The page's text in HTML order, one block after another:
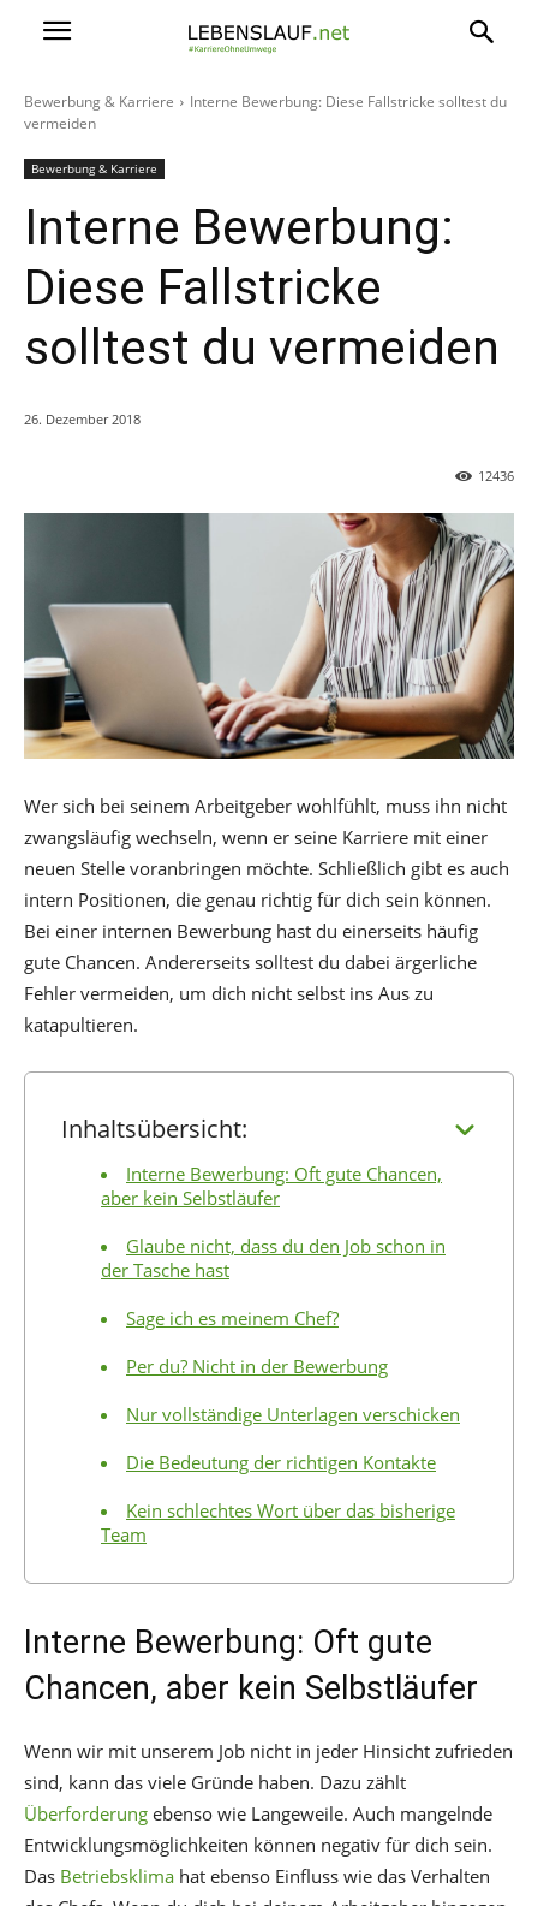
Bewerbung & Karriere
Interne Bewerbung: Diese Fallstricke solltest du
vermeiden
Bewerbung & Karriere
Interne Bewerbung:
Diese Fallstricke
solltest du vermeiden
26. Dezember 2018
12436
Wer sich bei seinem Arbeitgeber wohlfühlt, muss ihn nicht
zwangsläufig wechseln, wenn er seine Karriere mit einer
neuen Stelle voranbringen möchte. Schließlich gibt es auch
intern Positionen, die genau richtig für dich sein können.
Bei einer internen Bewerbung hast du einerseits häufig
gute Chancen. Andererseits solltest du dabei ärgerliche
Fehler vermeiden, um dich nicht selbst ins Aus zu
katapultieren.
Inhaltsübersicht:
Interne Bewerbung: Oft gute Chancen,
aber kein Selbstläufer
Glaube nicht, dass du den Job schon in
der Tasche hast
Sage ich es meinem Chef?
Per du? Nicht in der Bewerbung
Nur vollständige Unterlagen verschicken
Die Bedeutung der richtigen Kontakte
Kein schlechtes Wort über das bisherige
Team
Interne Bewerbung: Oft gute
Chancen, aber kein Selbstläufer
Wenn wir mit unserem Job nicht in jeder Hinsicht zufrieden
sind, kann das viele Gründe haben. Dazu zählt
Überforderung ebenso wie Langeweile. Auch mangelnde
Entwicklungsmöglichkeiten können negativ für dich sein.
Das Betriebsklima hat ebenso Einfluss wie das Verhalten